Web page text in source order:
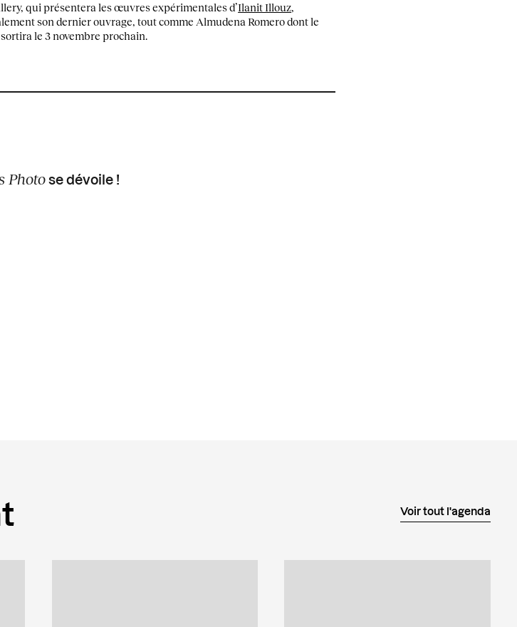
qui présentera les œuvres expérimentales d’Ilanit Illouz,
son dernier ouvrage, tout comme Almudena Romero dont le
sortira le 3 novembre prochain.
Photo se dévoile !
Voir tout l'agenda